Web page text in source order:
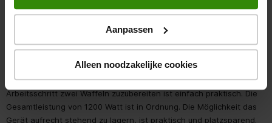
Aanpassen
Alleen noodzakelijke cookies
PRODUCT GEKOCHT
Das Gerät erfüllt in allen Punkten die Erwartung. In einem
Arbeitsschritt zwei Waffeln zuzubereiten ist einfach praktisch. Die
Gesamtleistung von 1200 Watt ist in Ordnung. Die Möglichkeit das
Gerät aufrecht stehend zu lagern, ist praktisch und platzsparend.